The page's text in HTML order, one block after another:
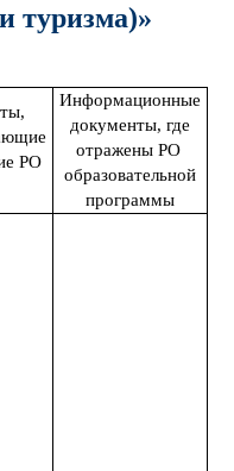
туризма)»
РО
Информационные
документы, где
отражены РО
образовательной
программы